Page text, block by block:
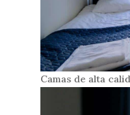
Camas de alta